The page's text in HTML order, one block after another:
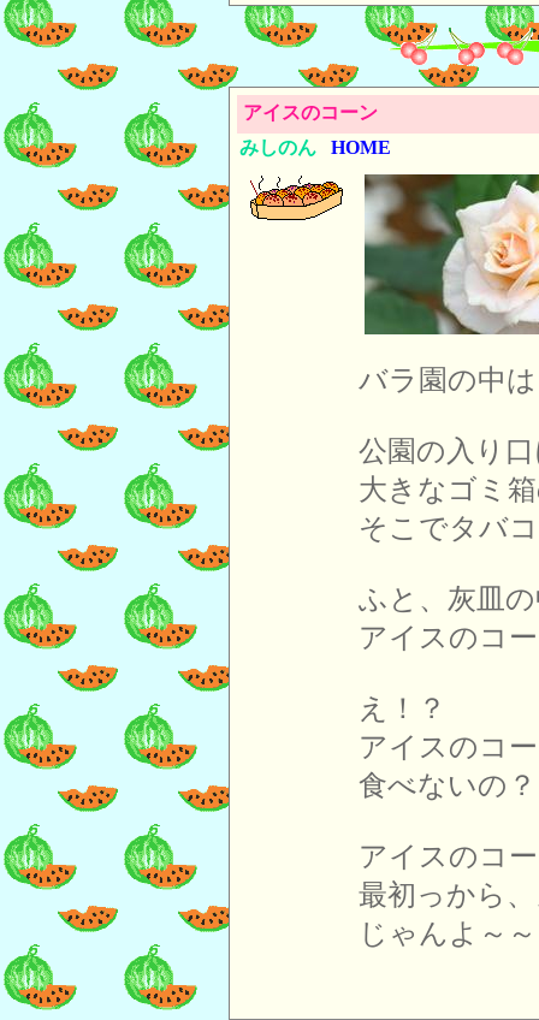
アイスのコーン
みしのん
HOME
バラ園の中
公園の入り
大きなゴミ
そこでタバ
ふと、灰皿
アイスのコ
え！？
アイスのコ
食べないの
アイスのコ
最初っから
じゃんよ～